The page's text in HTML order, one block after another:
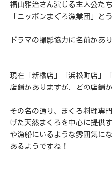
福山雅治さん演じる主人公た
「ニッポンまぐろ漁業団」と
ドラマの撮影協力に名前があり
現在「新橋店」「浜松町店」
店舗がありますが、どの店舗
その名の通り、まぐろ料理専
げた天然まぐろを中心に提供
や漁船にいるような雰囲気に
あるようですね！